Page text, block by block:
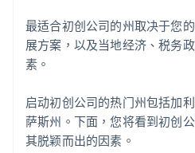
最适合初创公司的州取决于您
展方案，以及当地经济、税务
素。
启动初创公司的热门州包括加
萨斯州。下面，您将看到初创
其脱颖而出的因素。